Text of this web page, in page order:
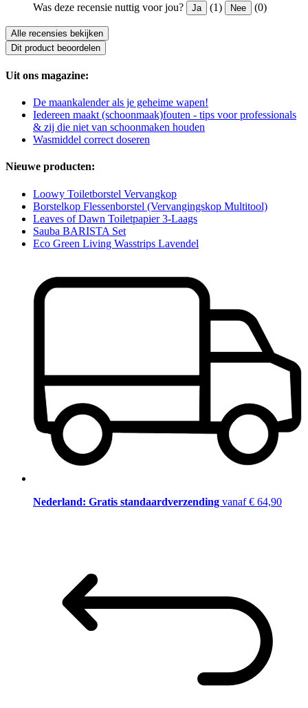
Was deze recensie nuttig voor jou? Ja (1) Nee (0)
Alle recensies bekijken
Dit product beoordelen
Uit ons magazine:
De maankalender als je geheime wapen!
Iedereen maakt (schoonmaak)fouten - tips voor professionals
& zij die niet van schoonmaken houden
Wasmiddel correct doseren
Nieuwe producten:
Loowy Toiletborstel Vervangkop
Borstelkop Flessenborstel (Vervangingskop Multitool)
Leaves of Dawn Toiletpapier 3-Laags
Sauba BARISTA Set
Eco Green Living Wasstrips Lavendel
Nederland: Gratis standaardverzending vanaf € 64,90